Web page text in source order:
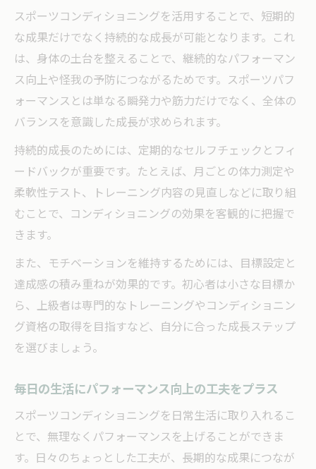
スポーツコンディショニングを活用することで、短期的
な成果だけでなく持続的な成長が可能となります。これ
は、身体の土台を整えることで、継続的なパフォーマン
ス向上や怪我の予防につながるためです。スポーツパフ
ォーマンスとは単なる瞬発力や筋力だけでなく、全体の
バランスを意識した成長が求められます。
持続的成長のためには、定期的なセルフチェックとフィ
ードバックが重要です。たとえば、月ごとの体力測定や
柔軟性テスト、トレーニング内容の見直しなどに取り組
むことで、コンディショニングの効果を客観的に把握で
きます。
また、モチベーションを維持するためには、目標設定と
達成感の積み重ねが効果的です。初心者は小さな目標か
ら、上級者は専門的なトレーニングやコンディショニン
グ資格の取得を目指すなど、自分に合った成長ステップ
を選びましょう。
毎日の生活にパフォーマンス向上の工夫をプラス
スポーツコンディショニングを日常生活に取り入れるこ
とで、無理なくパフォーマンスを上げることができま
す。日々のちょっとした工夫が、長期的な成果につなが